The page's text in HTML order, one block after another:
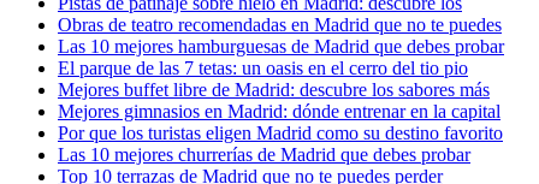
Obras de teatro recomendadas en Madrid que no te puedes
Las 10 mejores hamburguesas de Madrid que debes probar
El parque de las 7 tetas: un oasis en el cerro del tio pio
Mejores buffet libre de Madrid: descubre los sabores más
Mejores gimnasios en Madrid: dónde entrenar en la capital
Por que los turistas eligen Madrid como su destino favorito
Las 10 mejores churrerías de Madrid que debes probar
Top 10 terrazas de Madrid que no te puedes perder